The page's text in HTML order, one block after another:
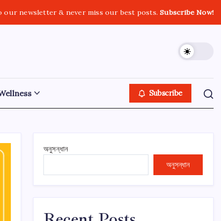
our newsletter & never miss our best posts.Subscribe Now!
Subscribe
অনুসন্ধান
অনুসন্ধান